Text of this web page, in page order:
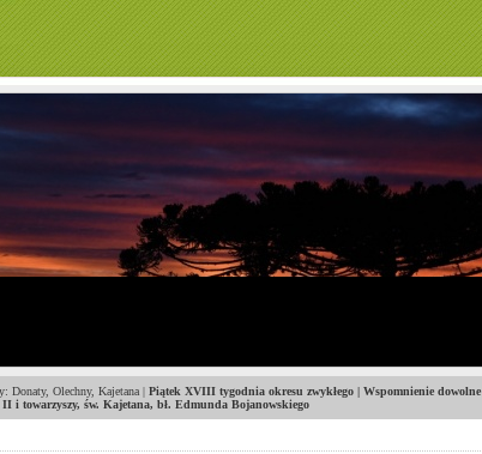
Donaty, Olechny, Kajetana | Piątek XVIII tygodnia okresu zwykłego | Wspomnienie dowolne
i towarzyszy, św. Kajetana, bł. Edmunda Bojanowskiego